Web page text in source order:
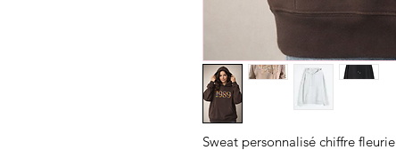
Sweat personnalisé chiffre fleurie